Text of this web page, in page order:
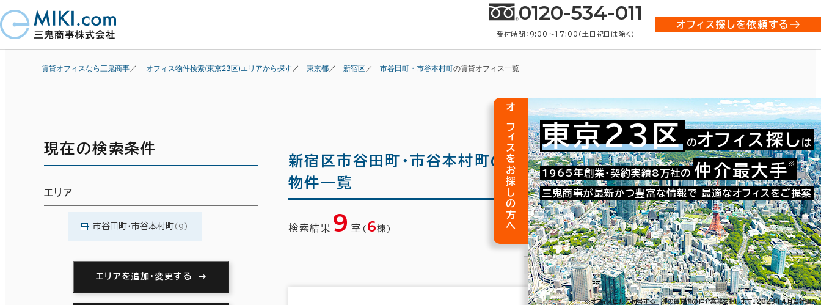
0120-534-011
受付時間：9:00〜17:00（土日祝日は除く）
オフィス探しを依頼する
賃貸オフィスなら三鬼商事 オフィス物件検索(東京23区)エリアから探す 東京都 新宿区 市谷田町・市谷本村町の賃貸オフィス一覧
新宿区市谷田町・市谷本村町の貸事務所(賃貸事務所)・賃貸オフィス
物件一覧
検索結果 9 室 ( 6棟) 条件で絞り込む
1
現在の検索条件
エリア
市谷田町・市谷本村町(9)
エリアを追加・変更する
オフィスをお探しの方へ 東京23区 のオフィス探し は
1965年創業・契約実績8万社の 仲介最大手 ※
三鬼商事が最新かつ豊富な情報で 最適なオフィスをご提案
※オフィスビルに付帯する一連の賃貸借の仲介業務を指します。2023年4月当社調べ